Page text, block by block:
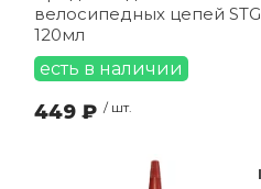
велосипедных цепей STG
120мл
есть в наличии
449 ₽ / шт.